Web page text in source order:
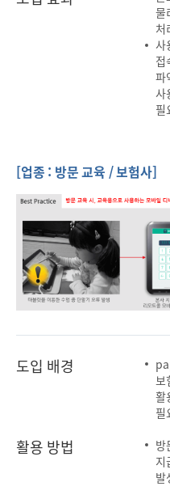
물
처
사
접
파
사
필
[업종 : 방문 교육 / 보험사]
도입 배경
활
필
활용 방법
방
지
발